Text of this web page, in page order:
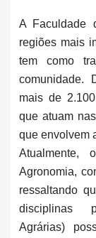
A Faculdade
regiões mais
tem como
comunidade.
mais de
que atuam
que envolvem
Atualmente,
Agronomia,
ressaltando
disciplinas
Agrárias)